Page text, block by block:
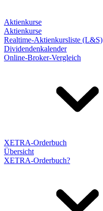
Aktienkurse
Aktienkurse
Realtime-Aktienkursliste (L&S)
Dividendenkalender
Online-Broker-Vergleich
XETRA-Orderbuch
Übersicht
XETRA-Orderbuch?